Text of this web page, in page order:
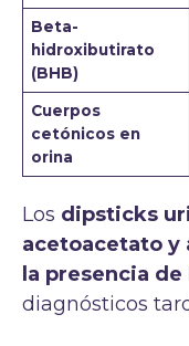
Beta-
hidroxibutirato
(BHB)
Cuerpos
cetónicos en
orina
Los dipsticks
acetoacetato y
la presencia de
diagnósticos